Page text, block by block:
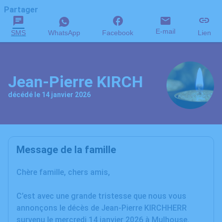
Partager
SMS WhatsApp Facebook E-mail Lien
Jean-Pierre KIRCH
décédé le 14 janvier 2026
Message de la famille
Chère famille, chers amis,
C’est avec une grande tristesse que nous vous
annonçons le décès de Jean-Pierre KIRCHHERR
survenu le mercredi 14 janvier 2026 à Mulhouse.